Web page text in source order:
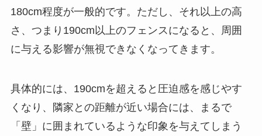
180cm程度が一般的です。ただし、それ以上の高
さ、つまり190cm以上のフェンスになると、周囲
に与える影響が無視できなくなってきます。
具体的には、190cmを超えると圧迫感を感じやす
くなり、隣家との距離が近い場合には、まるで
「壁」に囲まれているような印象を与えてしまう